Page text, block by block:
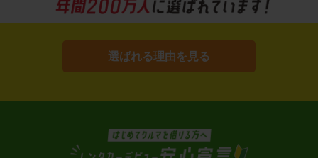
選ばれる理由を見る